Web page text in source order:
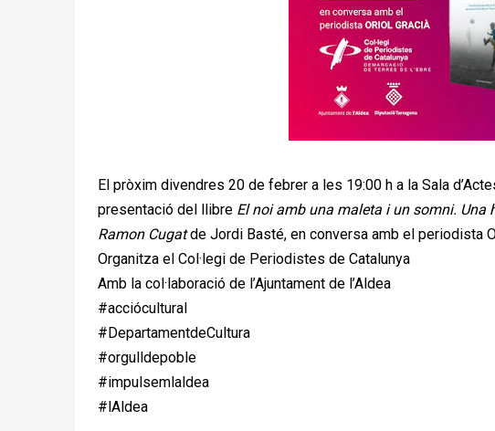
El pròxim divendres 20 de febrer a les 19:00 h a la Sala
presentació del llibre El noi amb una maleta i un somni.
Ramon Cugatde Jordi Basté, en conversa amb el periodista
Organitza el Col·legi de Periodistes de Catalunya
Amb la col·laboració de l’Ajuntament de l’Aldea
#acciócultural
#DepartamentdeCultura
#orgulldepoble
#impulsemlaldea
#lAldea